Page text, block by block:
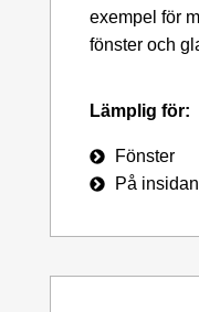
exempel för
fönster och
Lämplig för:
Fönster
På